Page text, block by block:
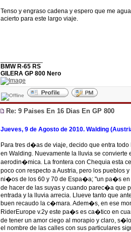
Tenso y engraso cadena y espero que me
acierto para este largo viaje.
BMW R-65 RS
GILERA GP 800 Nero
Re: 9 Paises En 16 Dias En GP 800
Jueves, 9 de Agosto de 2010. Walding
Para tres d�as de viaje, decido que entra
en Walding. Nuevamente la lluvia se
aerodin�mica. La frontera con Chequia esta
poco con respecto a Austria, pero los pueblos
ni�os de los 60 y 70 de Espa�a; "un pa�s
de hacer de las suyas y cuando parec�a que
entrada y la lluvia arrecia. Llueve tanto que
buen recaudo la c�mara. Adem�s, en ese
RiderEurope v.2y este pa�s es ca�tico en
de tener un amor ciego al morapio y claro,
el nombre de las calles con sus particulares